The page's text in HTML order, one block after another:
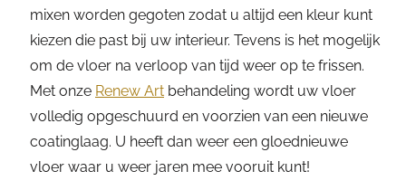
mixen worden gegoten zodat u altijd een kleur kunt
kiezen die past bij uw interieur. Tevens is het mogelijk
om de vloer na verloop van tijd weer op te frissen.
Met onze Renew Art behandeling wordt uw vloer
volledig opgeschuurd en voorzien van een nieuwe
coatinglaag. U heeft dan weer een gloednieuwe
vloer waar u weer jaren mee vooruit kunt!